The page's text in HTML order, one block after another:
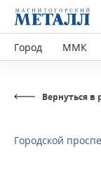
Город ММК
Вернуться в
Городской